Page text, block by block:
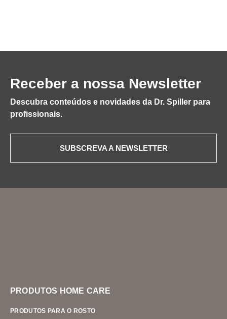
Receber a nossa Newsletter
Descubra conteúdos e novidades da Dr. Spiller para
profissionais.
SUBSCREVA A NEWSLETTER
PRODUTOS HOME CARE
PRODUTOS PARA O ROSTO